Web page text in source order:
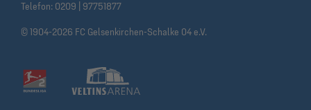
Telefon: 0209 | 97751877
© 1904-2026 FC Gelsenkirchen-Schalke 04 e.V.